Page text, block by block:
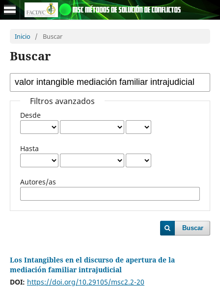
Inicio / Buscar
Buscar
Filtros avanzados
Desde
Hasta
Autores/as
Buscar
Los Intangibles en el discurso de apertura de la
mediación familiar intrajudicial
DOI: https://doi.org/10.29105/msc2.2-20